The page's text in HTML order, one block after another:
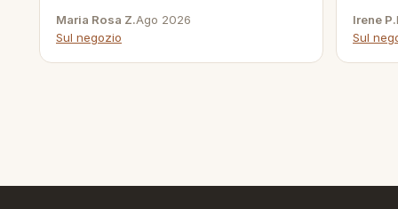
Maria Rosa Z.Ago 2026
Sul negozio
Irene P.
Sul